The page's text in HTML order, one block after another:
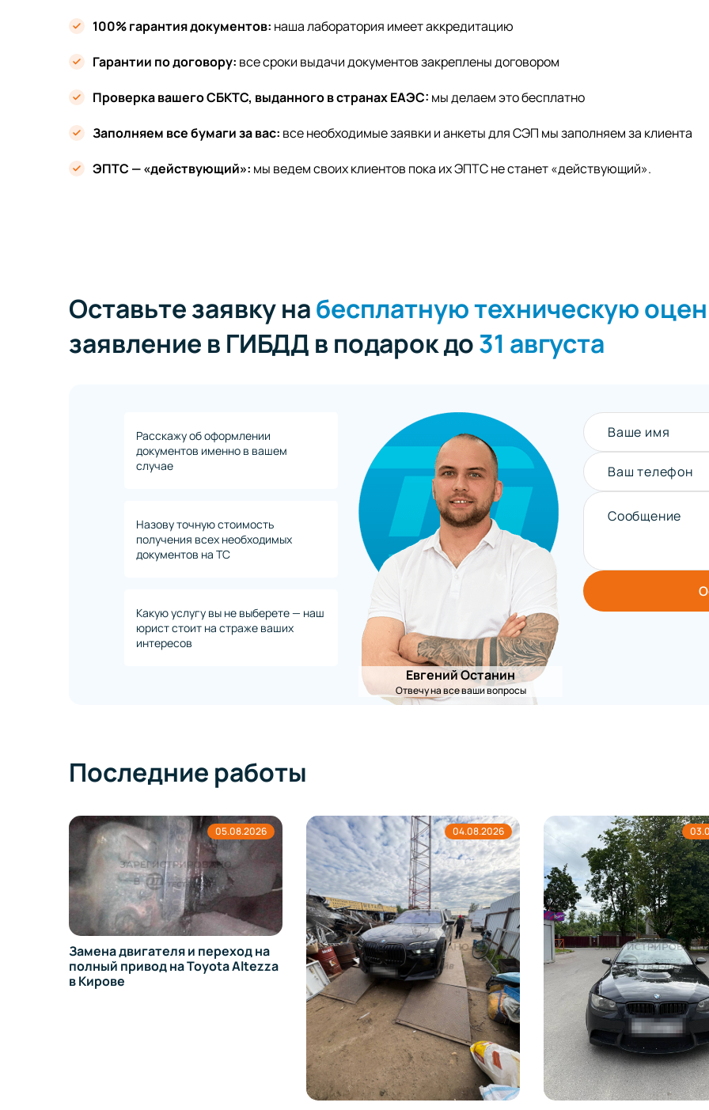
100% гарантия документов: наша лаборатория имеет аккредитацию
Гарантии по договору: все сроки выдачи документов закреплены договором
Проверка вашего СБКТС, выданного в странах ЕАЭС: мы делаем это бесплатно
Заполняем все бумаги за вас: все необходимые заявки и анкеты для СЭП мы заполняем за клиента
ЭПТС — «действующий»: мы ведем своих клиентов пока их ЭПТС не станет «действующий».
Оставьте заявку набесплатную техническую
заявление в ГИБДД в подарок до31 августа
Расскажу об оформлении
документов именно в вашем
случае
Назову точную стоимость
получения всех необходимых
документов на ТС
Какую услугу вы не выберете — наш
юрист стоит на страже ваших
интересов
Евгений Останин
Отвечу на все ваши вопросы
Ваше имя
Ваш телефон
Сообщение
Последние работы
05.08.2026
двигателя и переход на
привод на Toyota Altezza
04.08.2026 03.08.2026